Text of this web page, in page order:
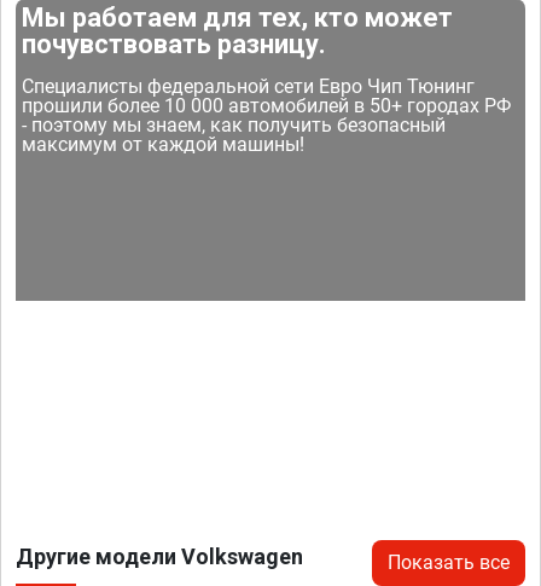
Мы работаем для тех, кто может
почувствовать разницу.
Специалисты федеральной сети Евро Чип Тюнинг
прошили более 10 000 автомобилей в 50+ городах РФ
- поэтому мы знаем, как получить безопасный
максимум от каждой машины!
Другие модели Volkswagen Показать все